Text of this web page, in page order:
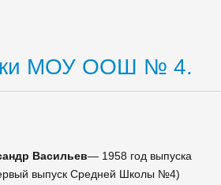
МОУ ООШ № 4.
Васильев— 1958 год выпуска
выпуск Средней Школы №4)